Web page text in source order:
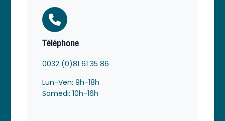
Téléphone
0032 (0)81 61 35 86
Lun-Ven: 9h-18h
Samedi: 10h-16h